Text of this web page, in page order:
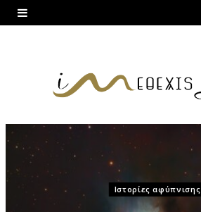
Ιστορίες αφύπνισης